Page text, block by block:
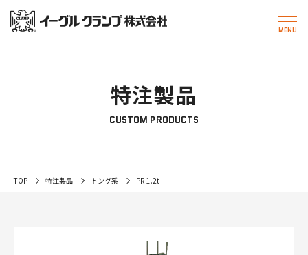
TOP 特注製品 トング系 PR-1.2t
特注製品
CUSTOM PRODUCTS